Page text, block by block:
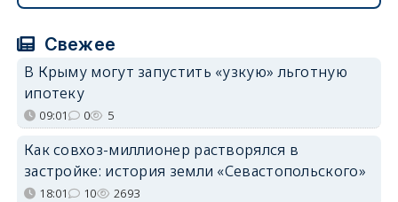
Свежее
В Крыму могут запустить «узкую» льготную
ипотеку
09:01 0 5
Как совхоз-миллионер растворялся в
застройке: история земли «Севастопольского»
18:01 10 2693